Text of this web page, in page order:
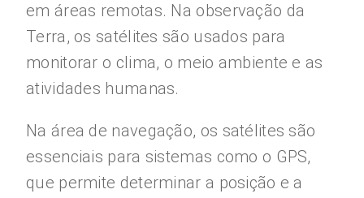
em áreas remotas. Na observação da
Terra, os satélites são usados para
monitorar o clima, o meio ambiente e as
atividades humanas.
Na área de navegação, os satélites são
essenciais para sistemas como o GPS,
que permite determinar a posição e a